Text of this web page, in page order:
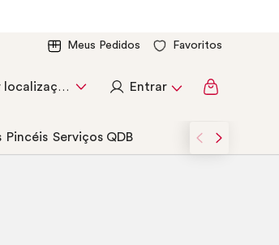
Meus Pedidos Favoritos
Informar localização Entrar
Pincéis Serviços QDB